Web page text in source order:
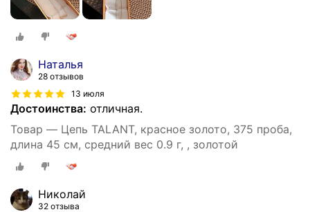
Наталья
28 отзывов
13 июля
Достоинства: отличная.
Товар — Цепь TALANT, красное золото, 375 проба,
длина 45 см, средний вес 0.9 г, , золотой
Николай
32 отзыва